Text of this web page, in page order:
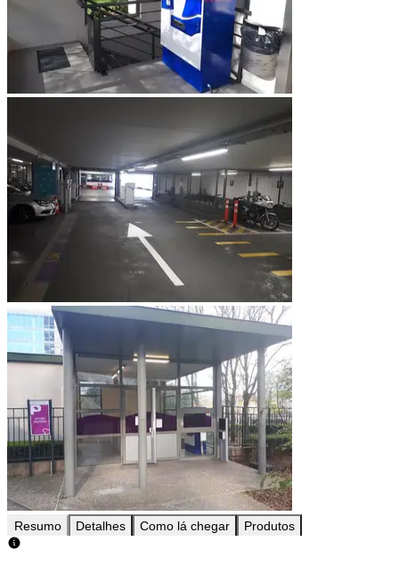
Resumo Detalhes Como lá chegar Produtos